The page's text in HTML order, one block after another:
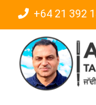
to
content
+64 21 392